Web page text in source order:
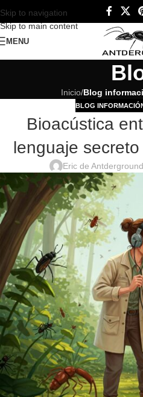
Skip to navigation
Skip to main content
MENU
Inicio/Blog
BLOG
Bioacústica
lenguaje
Eric de Antderground